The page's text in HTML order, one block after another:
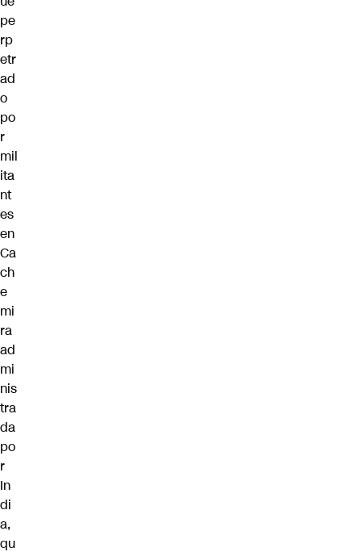
pe
rp
etr
ad
o
po
r
mil
ita
nt
es
en
Ca
ch
e
mi
ra
ad
mi
nis
tra
da
po
r
In
di
a,
qu